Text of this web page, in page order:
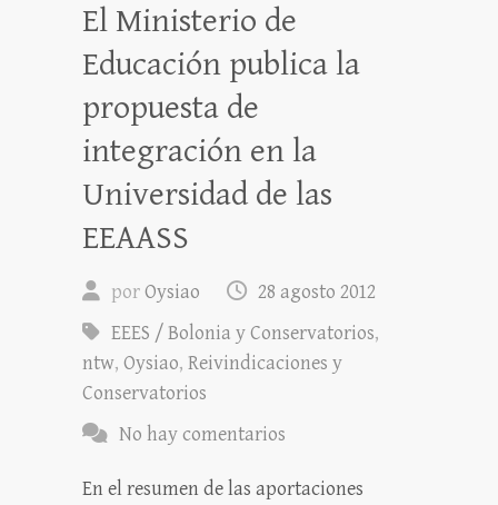
El Ministerio de
Educación publica la
propuesta de
integración en la
Universidad de las
EEAASS
porOysiao
28 agosto 2012
EEES / Bolonia y Conservatorios,
ntw, Oysiao, Reivindicaciones y
Conservatorios
No hay comentarios
En el resumen de las aportaciones